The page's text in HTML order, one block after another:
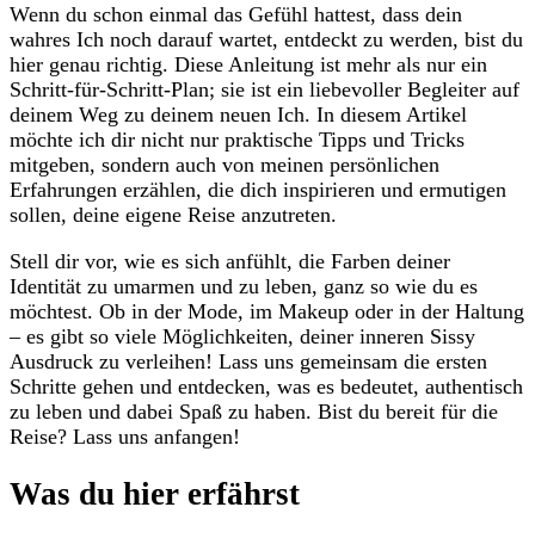
Wenn du schon einmal das Gefühl hattest, dass⁢ dein
wahres Ich noch darauf wartet, entdeckt zu werden, bist du
hier​ genau richtig. Diese Anleitung​ ist mehr ⁢als nur ein
Schritt-für-Schritt-Plan; sie ist ein liebevoller Begleiter auf
deinem Weg ​zu deinem neuen Ich. ⁤In diesem Artikel
möchte ich ‌dir​ nicht nur praktische Tipps und Tricks
mitgeben, sondern auch von meinen persönlichen​
Erfahrungen erzählen, ​die dich inspirieren und ermutigen
sollen, deine eigene Reise anzutreten.
Stell dir vor, wie⁣ es ‍sich anfühlt, die Farben deiner
Identität zu​ umarmen​ und zu ‍leben, ganz so wie du es
möchtest. Ob in der‍ Mode, im Makeup oder in der Haltung
– es gibt so viele Möglichkeiten, deiner inneren Sissy
Ausdruck zu verleihen! Lass uns gemeinsam die ersten
Schritte gehen und entdecken, was es bedeutet, authentisch
zu leben und dabei Spaß zu haben. Bist du‍ bereit für die
Reise? Lass uns anfangen!
Was ⁢du hier erfährst